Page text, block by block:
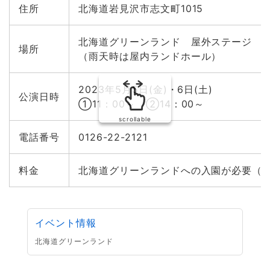
住所 北海道岩見沢市志文町1015
場所
北海道グリーンランド 屋外ステージ
（雨天時は屋内ランドホール）
公演日時
2023年5月5日(金)・6日(土)
①11：00～ ②14：00～
電話番号 0126-22-2121
料金 北海道グリーンランドへの入園が必要（
scrollable
イベント情報
北海道グリーンランド